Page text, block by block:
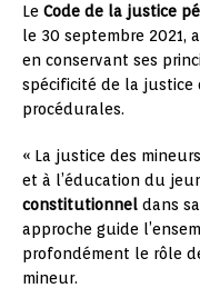
Le Code de la justice
le 30 septembre 2021,
en conservant ses
spécificité de la justice
procédurales.
« La justice des
et à l’éducation du
constitutionnel dans
approche guide
profondément le rôle
mineur.